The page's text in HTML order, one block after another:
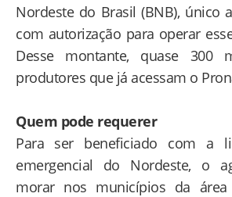
Nordeste do Brasil (BNB), único
com autorização para operar
Desse montante, quase 300
produtores que já acessam o
Quem pode requerer
Para ser beneficiado com a
emergencial do Nordeste, o
morar nos municípios da